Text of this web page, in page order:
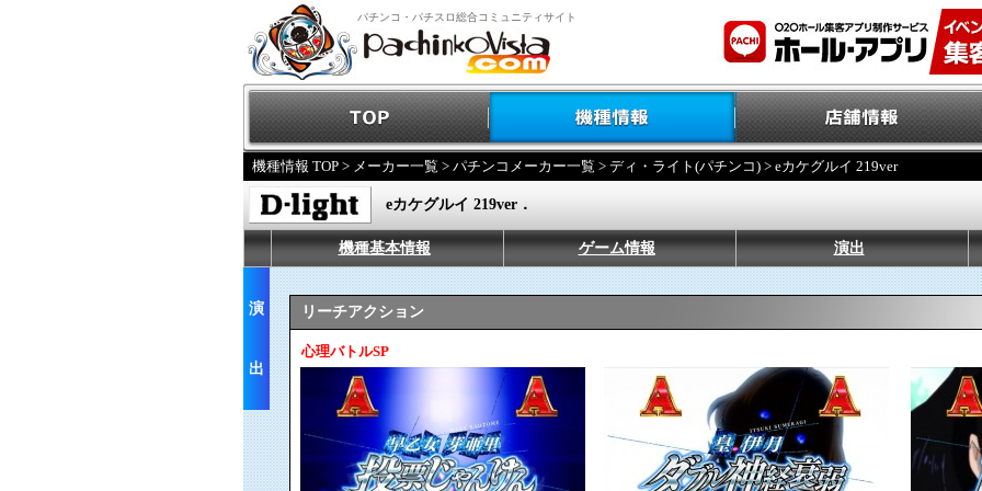
パチンコ・パチスロ総合コミュニティサイト
機種情報 TOP > メーカー一覧 > パチンコメーカー一覧 > ディ・ライト(パチンコ) > eカケグルイ 219ver
eカケグルイ 219ver．
機種基本情報 ゲーム情報 演出
演
出
リーチアクション
心理バトルSP